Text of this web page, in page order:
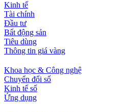
Kinh tế
Tài chính
Đầu tư
Bất động sản
Tiêu dùng
Thông tin giá vàng
Khoa học & Công nghệ
Chuyển đổi số
Kinh tế số
Ứng dụng